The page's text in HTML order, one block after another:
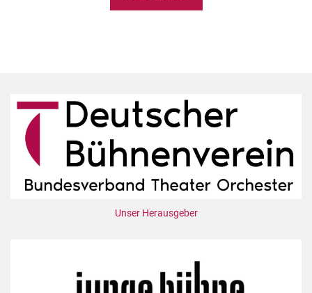
Unser Herausgeber